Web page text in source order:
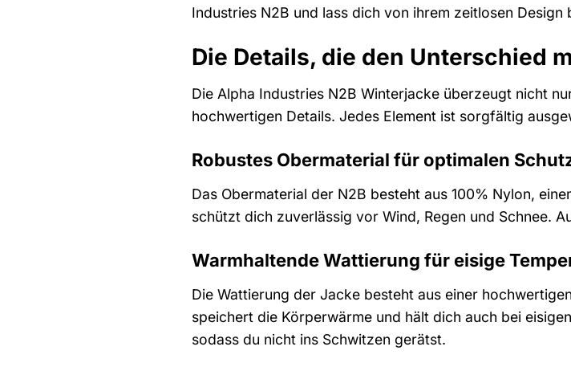
Industries N2B und lass dich von ihrem zeitlosen Design
Die Details, die den Unterschied
Die Alpha Industries N2B Winterjacke überzeugt nicht
hochwertigen Details. Jedes Element ist sorgfältig
Robustes Obermaterial für optimalen
Das Obermaterial der N2B besteht aus 100% Nylon,
schützt dich zuverlässig vor Wind, Regen und Schnee.
Warmhaltende Wattierung für eisige
Die Wattierung der Jacke besteht aus einer
speichert die Körperwärme und hält dich auch bei
sodass du nicht ins Schwitzen gerätst.